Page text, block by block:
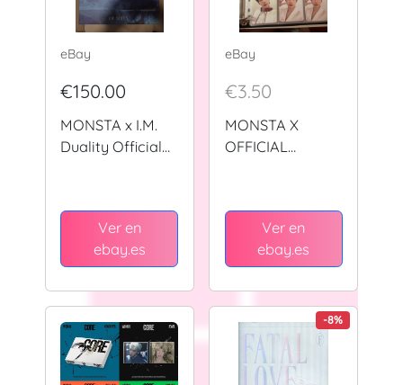
eBay
€150.00
MONSTA x I.M.
Duality Official
Photocard
Ver en
ebay.es
eBay
€3.50
MONSTA X
OFFICIAL
Ver en
ebay.es
-8%